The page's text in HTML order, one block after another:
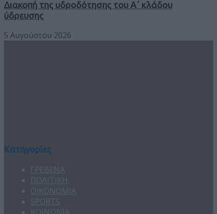
Διακοπή της υδροδότησης του Α΄ κλάδου
ύδρευσης
5 Αυγούστου 2026
Κατηγορίες
ΓΡΕΒΕΝΑ
ΠΟΛΙΤΙΚΗ
ΟΙΚΟΝΟΜΙΑ
SPORTS